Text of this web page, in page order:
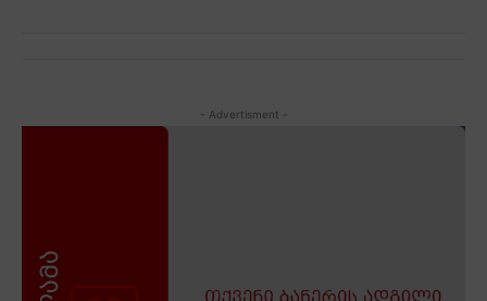
- Advertisment -